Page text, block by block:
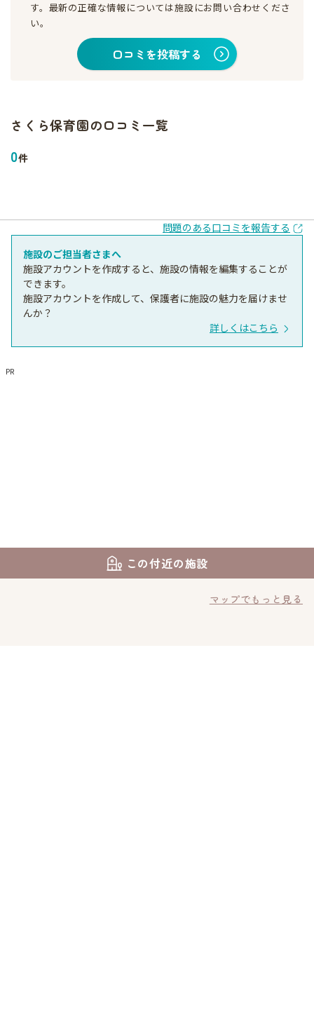
す。最新の正確な情報については施設にお問い合わせくださ
い。
口コミを投稿する
さくら保育園の口コミ一覧
0件
問題のある口コミを報告する
施設のご担当者さまへ
施設アカウントを作成すると、施設の情報を編集することが
できます。
施設アカウントを作成して、保護者に施設の魅力を届けませ
んか？
詳しくはこちら
PR
この付近の施設
マップでもっと見る